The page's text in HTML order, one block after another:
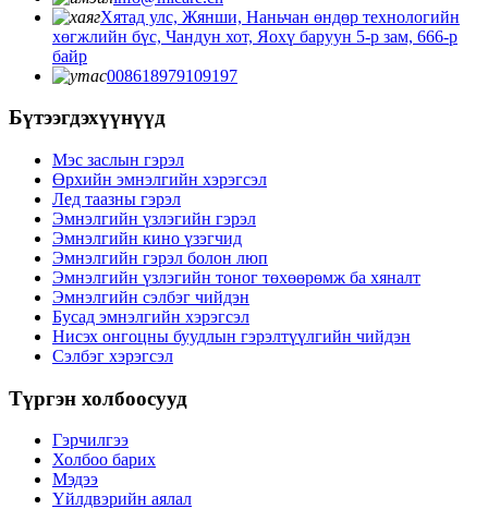
Хятад улс, Жянши, Наньчан өндөр технологийн
хөгжлийн бүс, Чандун хот, Яохү баруун 5-р зам, 666-р
байр
008618979109197
Бүтээгдэхүүнүүд
Мэс заслын гэрэл
Өрхийн эмнэлгийн хэрэгсэл
Лед таазны гэрэл
Эмнэлгийн үзлэгийн гэрэл
Эмнэлгийн кино үзэгчид
Эмнэлгийн гэрэл болон люп
Эмнэлгийн үзлэгийн тоног төхөөрөмж ба хяналт
Эмнэлгийн сэлбэг чийдэн
Бусад эмнэлгийн хэрэгсэл
Нисэх онгоцны буудлын гэрэлтүүлгийн чийдэн
Сэлбэг хэрэгсэл
Түргэн холбоосууд
Гэрчилгээ
Холбоо барих
Мэдээ
Үйлдвэрийн аялал